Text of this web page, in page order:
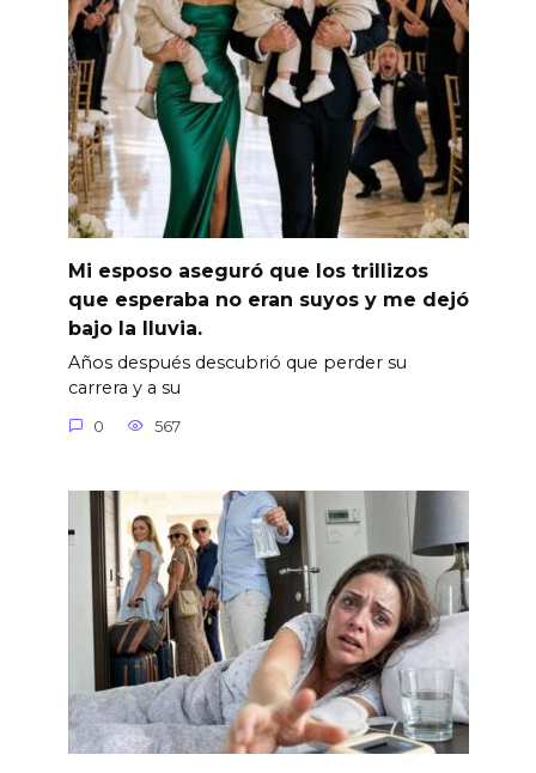
Mi esposo aseguró que los trillizos
que esperaba no eran suyos y me dejó
bajo la lluvia.
Años después descubrió que perder su
carrera y a su
0 567